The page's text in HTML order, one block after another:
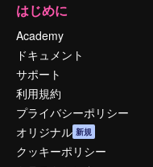
はじめに
Academy
ドキュメント
サポート
利用規約
プライバシーポリシー
オリジナル 新規
クッキーポリシー